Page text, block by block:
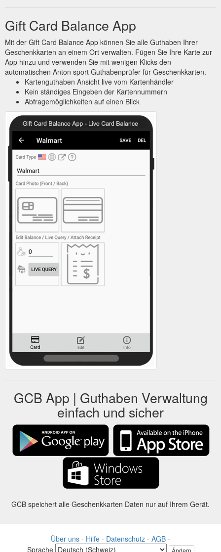
Gift Card Balance App
Mit der Gift Card Balance App können Sie alle Guthaben Ihrer
Geschenkkarten an einem Ort verwalten. Fügen Sie Ihre Karte zur
App hinzu und verwenden Sie mit wenigen Klicks den
automatischen Anton sport Guthabenprüfer für Geschenkkarten.
Kartenguthaben Ansicht live vom Kartenhändler
Kein ständiges Eingeben der Kartennummern
Abfragemöglichkeiten auf einen Blick
GCB App | Guthaben Verwaltung
einfach und sicher
GCB speichert alle Geschenkkarten Daten nur auf Ihrem Gerät.
Über uns - Hilfe - Datenschutz - AGB -
Sprache